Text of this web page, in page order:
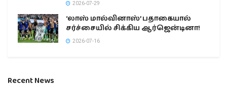
2026-07-29
‘லாஸ் மால்வினாஸ்’ பதாகையால்
சர்ச்சையில் சிக்கிய ஆர்ஜென்டினா!
2026-07-16
Recent News